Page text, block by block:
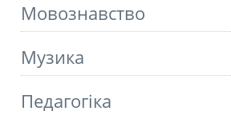
Мовознавство
Музика
Педагогіка